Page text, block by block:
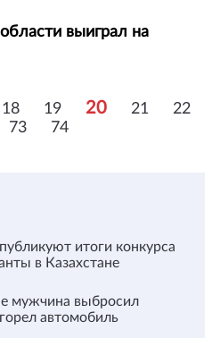
выиграл на
18 19 20 21
22
73 74
итоги конкурса
в Казахстане
мужчина выбросил
автомобиль